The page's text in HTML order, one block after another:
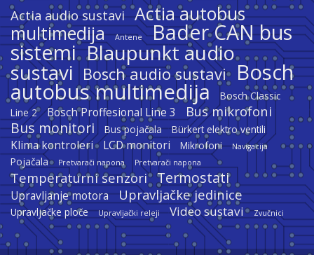
Actia audio sustavi Actia autobus
multimedija
Antene Bader CAN bus
sistemi Blaupunkt audio
sustavi Bosch audio sustavi Bosch
autobus multimedija
Bosch Classic
Line 2
Bosch Proffesional Line 3 Bus mikrofoni
Bus monitori Bus pojačala Bürkert elektro ventili
Klima kontroleri LCD monitori Mikrofoni Navigacija
Pojačala Pretvarači napona Pretvarači napona
Temperaturni senzori Termostati
Upravljanje motora Upravljačke jedinice
Upravljačke ploče Upravljački releji Video sustavi Zvučnici